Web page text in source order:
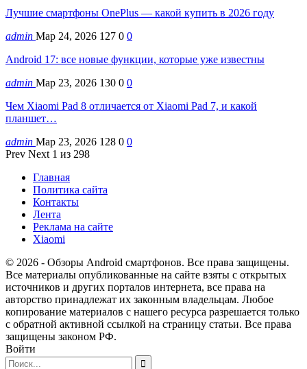
Лучшие смартфоны OnePlus — какой купить в 2026 году
admin Мар 24, 2026 127 0 0
Android 17: все новые функции, которые уже известны
admin Мар 23, 2026 130 0 0
Чем Xiaomi Pad 8 отличается от Xiaomi Pad 7, и какой
планшет…
admin Мар 23, 2026 128 0 0
Prev Next 1 из 298
Главная
Политика сайта
Контакты
Лента
Реклама на сайте
Xiaomi
© 2026 - Обзоры Android смартфонов. Все права защищены.
Все материалы опубликованные на сайте взяты с открытых
источников и других порталов интернета, все права на
авторство принадлежат их законным владельцам. Любое
копирование материалов с нашего ресурса разрешается только
с обратной активной ссылкой на страницу статьи. Все права
защищены законом РФ.
Войти